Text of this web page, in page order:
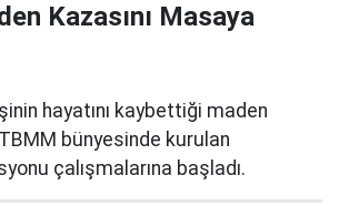
Kazasını Masaya
hayatını kaybettiği maden
bünyesinde kurulan
çalışmalarına başladı.